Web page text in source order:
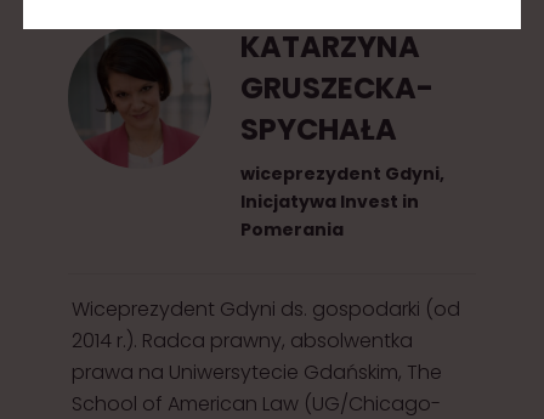
KATARZYNA
GRUSZECKA-
SPYCHAŁA
wiceprezydent Gdyni,
Inicjatywa Invest in
Pomerania
Wiceprezydent Gdyni ds. gospodarki (od
2014 r.). Radca prawny, absolwentka
prawa na Uniwersytecie Gdańskim, The
School of American Law (UG/Chicago-